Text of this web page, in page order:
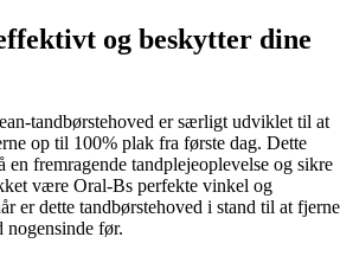
og beskytter dine
tandbørstehoved er særligt udviklet til at
op til 100% plak fra første dag. Dette
en fremragende tandplejeoplevelse og sikre
være Oral-Bs perfekte vinkel og
er dette tandbørstehoved i stand til at fjerne
nogensinde før.